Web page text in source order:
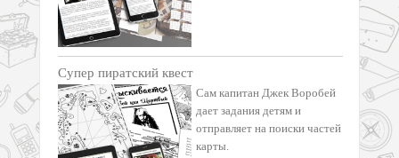
Супер пиратский квест
Сам капитан Джек Воробей
дает задания детям и
отправляет на поиски частей
карты.